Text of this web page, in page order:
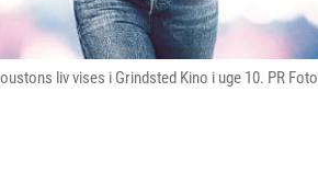
liv vises i Grindsted Kino i uge 10. PR Foto